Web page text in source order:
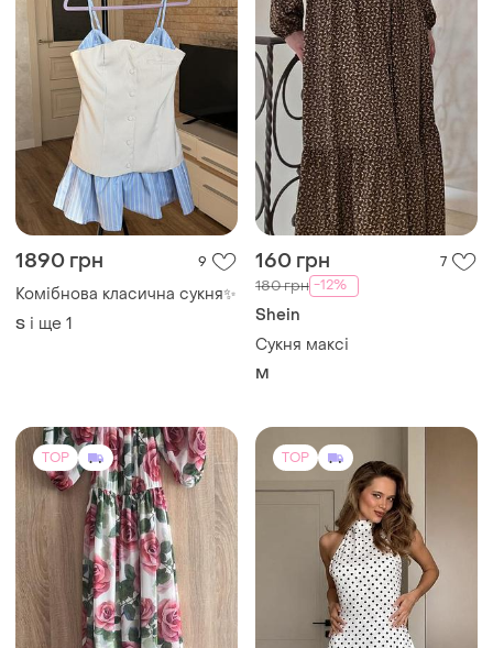
1150 грн 3
1200 грн -5%
Esta Line
Сукня максі в квітковий
принт esta line р.40
EU 40
690 грн 42
Легка літня сукня в горошок
💓 біла легка міні сукня а
горох ✨
XS-S і ще 1
TOP
2280 грн 32
⭐⭐⭐⭐⭐ ніжна шовкова
сукня комбінезон з
мереживом і рюшами 🎀
a261
S і ще
TOP
90 грн